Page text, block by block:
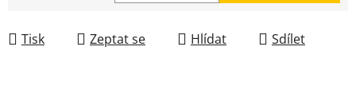
Tisk Zeptat se Hlídat Sdílet